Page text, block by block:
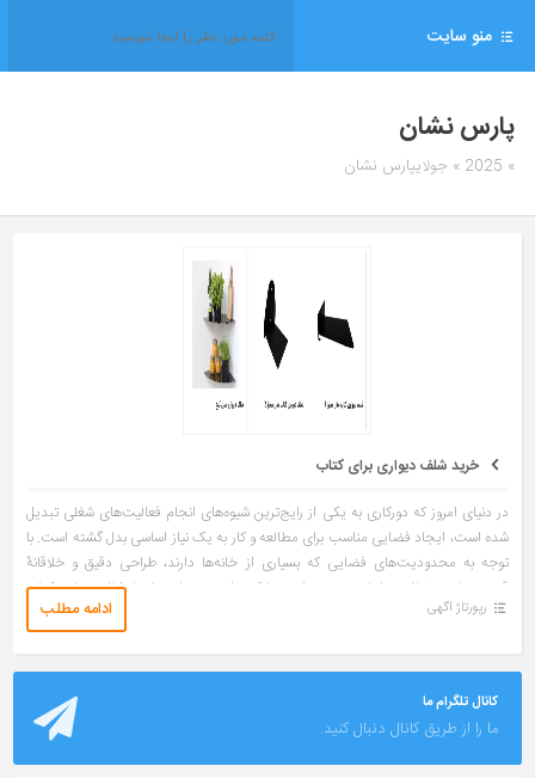
منو سایت
پارس نشان
» 2025 » جولایپارس نشان
خرید شلف دیواری برای کتاب
در دنیای امروز که دورکاری به یکی از رایج‌ترین شیوه‌های انجام فعالیت‌های شغلی تبدیل
شده است، ایجاد فضایی مناسب برای مطالعه و کار به یک نیاز اساسی بدل گشته است. با
توجه به محدودیت‌های فضایی که بسیاری از خانه‌ها دارند، طراحی دقیق و خلاقانهٔ
قسمت‌های مختلف منزل اهمیت ویژه‌ای پیدا کرده است. در این راستا، شلف‌ دیواری کتاب
به عنوان یک راهکار کارآمد و جذاب شناخته می‌شوند.
رپورتاژ آگهی ادامه مطلب
کانال تلگرام ما
ما را از طریق کانال دنبال کنید.